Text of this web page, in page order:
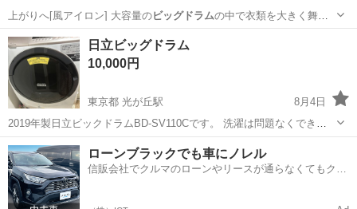
上がりへ[風アイロン] 大容量のビッグドラムの中で衣類を大きく舞い
上げながら乾…
山口 山口市 山口駅 生活家電
日立ビッグドラム
10,000円
東京都 光が丘駅
8月4日
2019年製日立ビックドラムBD-SV110Cです。 洗濯は問題なくできま
すが、昨晩から急に乾燥にかなり時間がかかるようになりました。 分
解洗浄すれば復活するかもしれません。 6/5までに取りに来てくださる
方で、運び出して...
東京 練馬区 光が丘駅 生活家電
ローンブラックでも車にノレル
信販会社でクルマのローンやリースが通らなくてもクル